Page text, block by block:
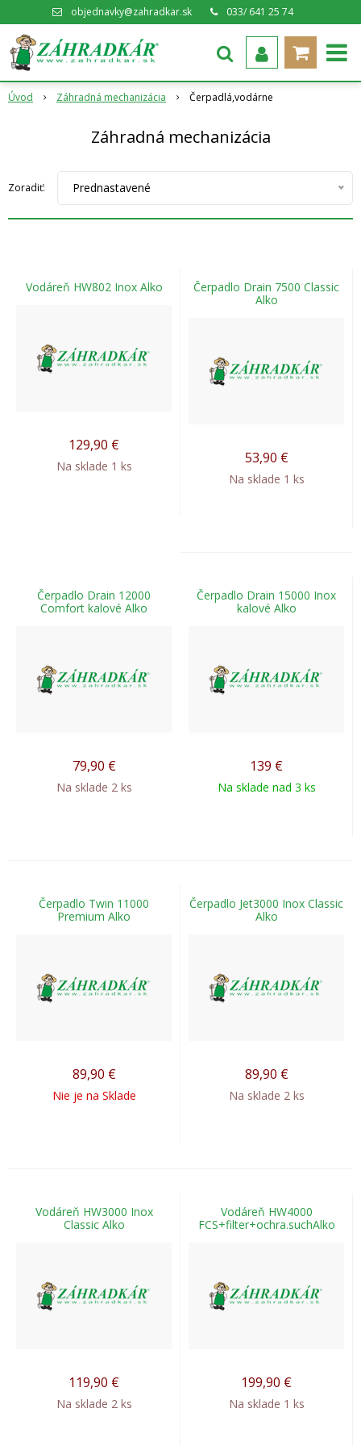
objednavky@zahradkar.sk 033/ 641 25 74
Úvod Záhradná mechanizácia Čerpadlá,vodárne
Záhradná mechanizácia
Zoradiť: Prednastavené
Vodáreň HW802 Inox Alko
129,90 €
Na sklade 1 ks
Čerpadlo Drain 7500 Classic
Alko
53,90 €
Na sklade 1 ks
Čerpadlo Drain 12000
Comfort kalové Alko
79,90 €
Na sklade 2 ks
Čerpadlo Drain 15000 Inox
kalové Alko
139 €
Na sklade nad 3 ks
Čerpadlo Twin 11000
Premium Alko
89,90 €
Nie je na Sklade
Čerpadlo Jet3000 Inox Classic
Alko
89,90 €
Na sklade 2 ks
Vodáreň HW3000 Inox
Classic Alko
119,90 €
Na sklade 2 ks
Vodáreň HW4000
FCS+filter+ochra.suchAlko
199,90 €
Na sklade 1 ks